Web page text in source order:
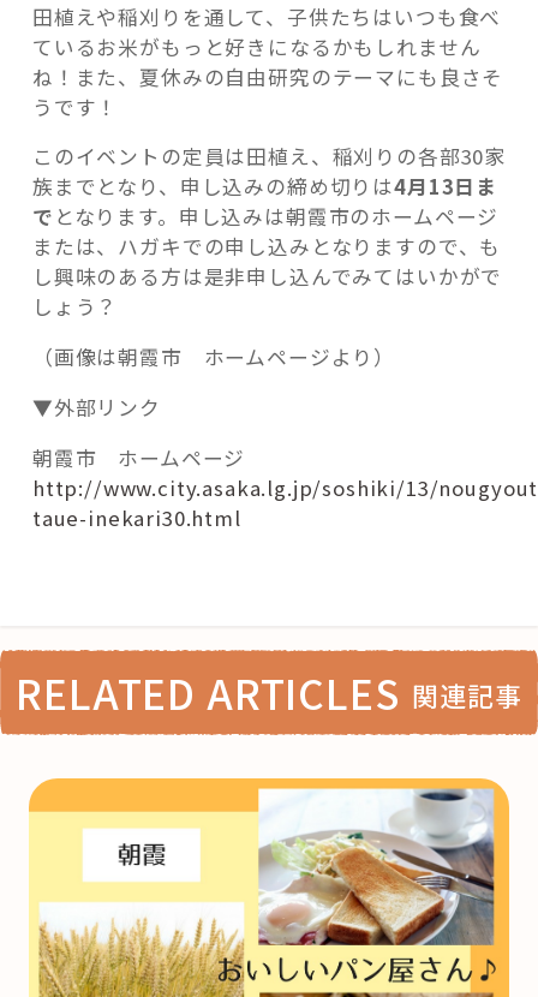
田植えや稲刈りを通して、子供たちはいつも食べ
ているお米がもっと好きになるかもしれません
ね！また、夏休みの自由研究のテーマにも良さそ
うです！
このイベントの定員は田植え、稲刈りの各部30家
族までとなり、申し込みの締め切りは4月13日ま
で となります。申し込みは朝霞市のホームページ
または、ハガキでの申し込みとなりますので、も
し興味のある方は是非申し込んでみてはいかがで
しょう？
（画像は朝霞市 ホームページより）
▼外部リンク
朝霞市 ホームページ
http://www.city.asaka.lg.jp/soshiki/13/
taue-inekari30.html
RELATED ARTICLES 関連記事